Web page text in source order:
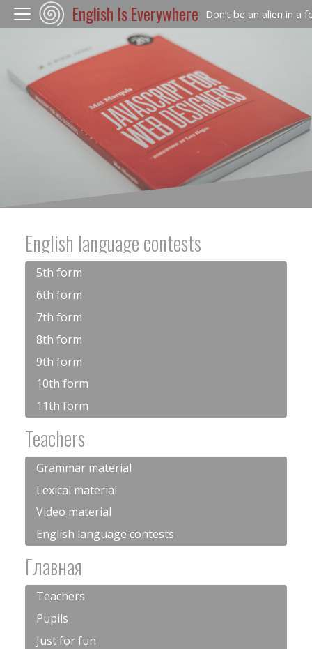
English Is Everywhere Don’t be an alien in a
English language contests
5th form
6th form
7th form
8th form
9th form
10th form
11th form
Teachers
Grammar material
Lexical material
Video material
English language contests
Главная
Teachers
Pupils
Just for fun